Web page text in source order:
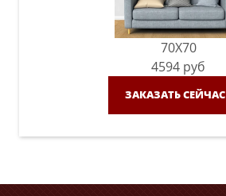
70X70
4594 руб
ЗАКАЗАТЬ СЕЙЧАС